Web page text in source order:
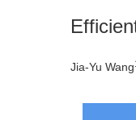
Jia-Yu Wang